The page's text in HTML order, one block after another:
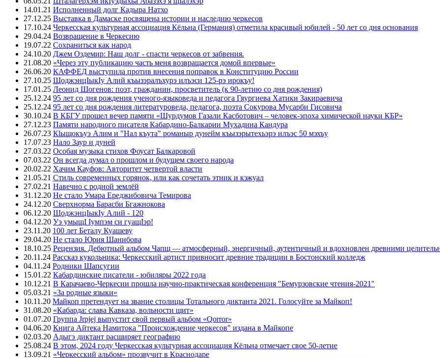
14.01.21 Исполненный долг Кадыра Натхо
27.12.25 Выставка в Дамаске посвящена истории и наследию черкесов
17.10.24 Черкесская культурная ассоциация Кёльна (Германия) отметила красивый юбилей - 50 лет со дня основания
29.04.24 Возвращение в Черкесию
19.07.22 Сохраниться как народ
24.10.20 Джем Оздемир: Наш долг - спасти черкесов от забвения.
21.08.20 «Через эту публикацию часть меня возвращается домой впервые»
26.06.20 КАФФЕД выступила против внесения поправок в Конституцию России
27.10.25 ЩоджэнцIыкIу Алий къызэралъхурэ илъэси 125-рэ ирокъу!
17.01.25 Леонид Шогенов: поэт, гражданин, просветитель (к 90-летию со дня рождения)
25.12.24 95 лет со дня рождения ученого-языковеда и педагога Гяургиева Хатики Закираевича
25.12.24 95 лет со дня рождения литературоведа, педагога, поэта Сокурова Мусарби Гисовича
30.10.24 В КБГУ прошел вечер памяти «Шурдумов Газали Касботович – человек-эпоха химической науки КБР»
27.12.23 Памяти народного писателя Кабардино-Балкарии Мухадина Кандура
26.07.23 Кlыщокъуэ Алим и "Нал къута" романыр дунейм къызэрытехьэрэ илъэс 50 мэхъу
17.07.23 Нало Заур и дуней
27.03.22 Особая музыка стихов Фоусат Балкаровой
07.03.22 Он всегда думал о прошлом и будущем своего народа
20.02.22 Хачим Кауфов: Авторитет четвертой власти
21.05.21 Стиль современных горянок, или как сочетать этник и кэжуал
27.02.21 Навечно с родной землёй
31.12.20 Не стало Умара Ереджибовича Темирова
24.12.20 Сверхнорма Барасби Бгажнокова
06.12.20 ЩоджэнцIыкIу Алий - 120
04.12.20 Уэ умыщI Iумпэм си гуащIэр!
23.11.20 100 лет Беталу Куашеву
29.04.20 Не стало Юрия Шанибова
18.10.25 Рецензия. Дебютный альбом Чапщ — атмосферный, энергичный, аутентичный и вдохновлен древними
20.11.24 Рассказ кукольника: Черкесский артист привносит древние традиции в Бостонский колледж
04.11.24 Родники Шапсугии
15.01.22 Кабардинские писатели - юбиляры 2022 года
10.12.21 В Карачаево-Черкесии прошла научно-практическая конференция "Бемурзовские чтения-2021"
05.03.21 «За родные языки»
10.11.20 Майкоп претендует на звание столицы Тотального диктанта 2021. Голосуйте за Майкоп!
31.08.20 «Кабарда: слава Кавказа, вольности щит»
01.07.20 Группа Jrpjej выпустит свой первый альбом «Qorror»
04.06.20 Книга Айтека Намитока "Происхождение черкесов" издана в Майкопе
02.03.20 Адыгэ диктант расширяет географию
25.08.24 В этом, 2024 году Черкесская культурная ассоциация Кёльна отмечает свое 50-летие
13.09.21 «Черкесский альбом» прозвучит в Краснодаре